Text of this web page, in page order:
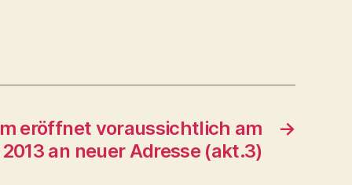
→
eröffnet voraussichtlich am
2013 an neuer Adresse (akt.3)